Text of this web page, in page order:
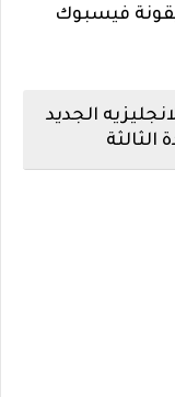
فيسبوك
الجديد